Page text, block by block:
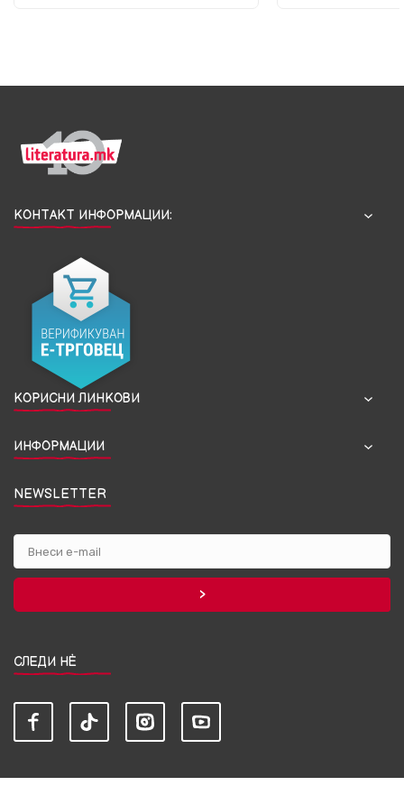
КОНТАКТ ИНФОРМАЦИИ:
КОРИСНИ ЛИНКОВИ
ИНФОРМАЦИИ
NEWSLETTER
СЛЕДИ НЀ